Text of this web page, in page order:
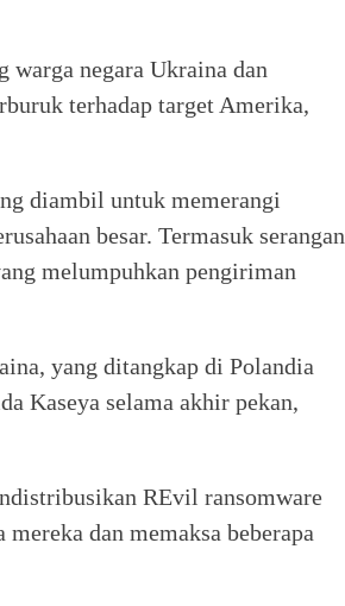
warga negara Ukraina dan
terhadap target Amerika,
diambil untuk memerangi
besar. Termasuk serangan
melumpuhkan pengiriman
yang ditangkap di Polandia
Kaseya selama akhir pekan,
REvil ransomware
dan memaksa beberapa